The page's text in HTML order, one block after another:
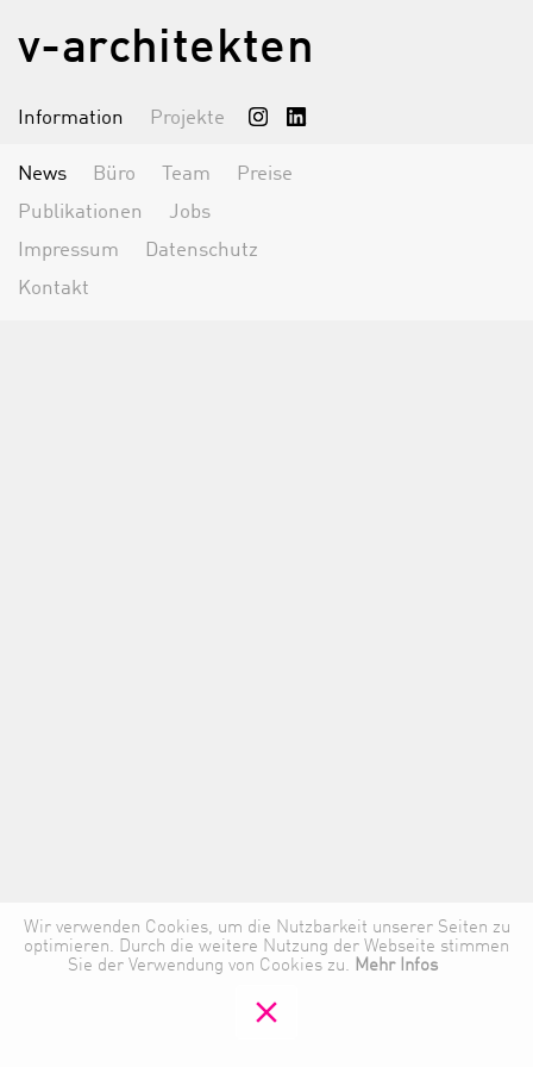
v-architekten
Information Projekte
News Büro Team
Preise
Publikationen
Jobs
Impressum
Datenschutz
Kontakt
Wir verwenden Cookies, um die Nutzbarkeit unserer Seiten zu
optimieren. Durch die weitere Nutzung der Webseite stimmen
Sie der Verwendung von Cookies zu. Mehr Infos
clear